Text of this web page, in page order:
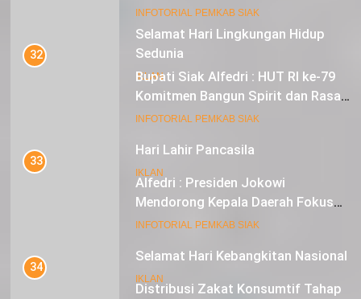
Hari Lahir Pancasila
Selamat Hari Kebangkitan Nasional
IKLAN
Iklan Pemerintah Kabupaten Siak
IKLAN
Sebagai Tuan Rumah
INFOTORIAL PEMKAB SIAK
32
Bupati Siak Alfedri : HUT RI ke-79
Komitmen Bangun Spirit dan Rasa
Nasionalisme
INFOTORIAL PEMKAB SIAK
33
Alfedri : Presiden Jokowi
Mendorong Kepala Daerah Fokus
pada Inflasi dan Pilkada Serentak
INFOTORIAL PEMKAB SIAK
34
Distribusi Zakat Konsumtif Tahap